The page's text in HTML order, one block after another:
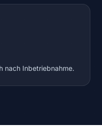
nach Inbetriebnahme.